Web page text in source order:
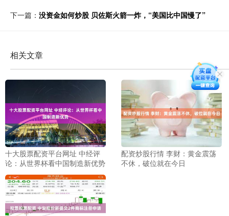
下一篇： 没资金如何炒股 贝佐斯火箭一炸，“美国比中国慢了”
相关文章
十大股票配资平台网址 中经评
论：从世界杯看中国制造新优势
配资炒股行情 李财：黄金震荡
不休，破位就在今日